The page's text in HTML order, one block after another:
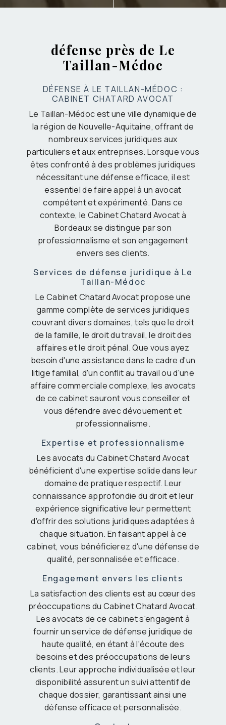
défense près de Le
Taillan-Médoc
DÉFENSE À LE TAILLAN-MÉDOC :
CABINET CHATARD AVOCAT
Le Taillan-Médoc est une ville dynamique de
la région de Nouvelle-Aquitaine, offrant de
nombreux services juridiques aux
particuliers et aux entreprises. Lorsque vous
êtes confronté à des problèmes juridiques
nécessitant une défense efficace, il est
essentiel de faire appel à un avocat
compétent et expérimenté. Dans ce
contexte, le Cabinet Chatard Avocat à
Bordeaux se distingue par son
professionnalisme et son engagement
envers ses clients.
Services de défense juridique à Le
Taillan-Médoc
Le Cabinet Chatard Avocat propose une
gamme complète de services juridiques
couvrant divers domaines, tels que le droit
de la famille, le droit du travail, le droit des
affaires et le droit pénal. Que vous ayez
besoin d'une assistance dans le cadre d'un
litige familial, d'un conflit au travail ou d'une
affaire commerciale complexe, les avocats
de ce cabinet sauront vous conseiller et
vous défendre avec dévouement et
professionnalisme.
Expertise et professionnalisme
Les avocats du Cabinet Chatard Avocat
bénéficient d'une expertise solide dans leur
domaine de pratique respectif. Leur
connaissance approfondie du droit et leur
expérience significative leur permettent
d'offrir des solutions juridiques adaptées à
chaque situation. En faisant appel à ce
cabinet, vous bénéficierez d'une défense de
qualité, personnalisée et efficace.
Engagement envers les clients
La satisfaction des clients est au cœur des
préoccupations du Cabinet Chatard Avocat.
Les avocats de ce cabinet s'engagent à
fournir un service de défense juridique de
haute qualité, en étant à l'écoute des
besoins et des préoccupations de leurs
clients. Leur approche individualisée et leur
disponibilité assurent un suivi attentif de
chaque dossier, garantissant ainsi une
défense efficace et personnalisée.